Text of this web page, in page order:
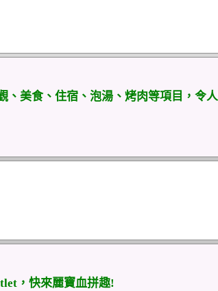
、美食、住宿、泡湯、烤肉等項目，令
，快來麗寶血拼趣!